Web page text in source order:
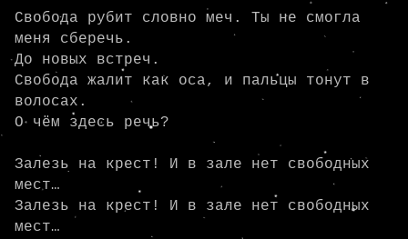
Свобода рубит словно меч. Ты не смогла
меня сберечь.
До новых встреч.
Свобода жалит как оса, и пальцы тонут в
волосах.
О чём здесь речь?
Залезь на крест! И в зале нет свободных
мест…
Залезь на крест! И в зале нет свободных
мест…